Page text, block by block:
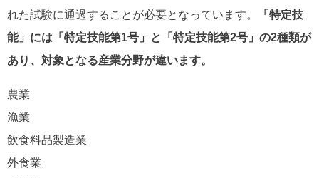
れた試験に通過することが必要となっています。
「特定技
能」には「特定技能第1号」と「特定技能第2号」の2種類が
あり、対象となる産業分野が違います。
農業
漁業
飲食料品製造業
外食業